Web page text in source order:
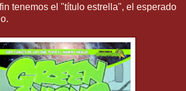
tenemos el "título estrella", el esperado